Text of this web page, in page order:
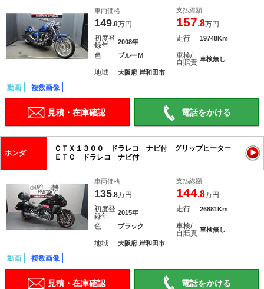
車両価格
149.8万円
支払総額
157.8万円
初度登
録年
2008年 走行 19748Km
色 ブルーＭ
車検/
自賠責 車検無し
地域 大阪府 岸和田市
動画 複数画像
見積・在庫確認 電話をかける
ホンダ
ＣＴＸ１３００ ドラレコ ナビ付 グリップヒーター
ＥＴＣ ドラレコ ナビ付
車両価格
135.8万円
支払総額
144.8万円
初度登
録年
2015年 走行 26881Km
色 ブラック
車検/
自賠責 車検無し
地域 大阪府 岸和田市
動画 複数画像
見積・在庫確認 電話をかける